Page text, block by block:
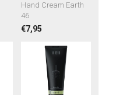
Hand Cream Earth
46
€7,95